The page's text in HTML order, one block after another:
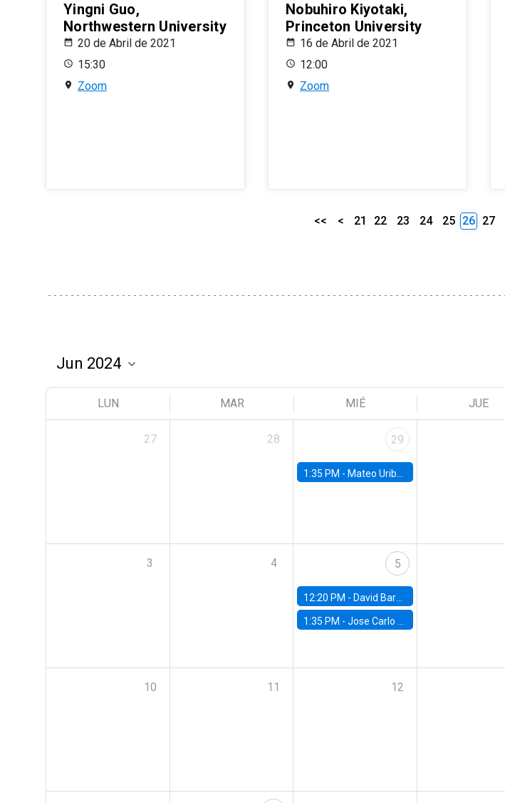
Yingni Guo,
Northwestern University
20 de Abril de 2021
15:30
Zoom
Nobuhiro Kiyotaki,
Princeton University
16 de Abril de 2021
12:00
Zoom
<< < 21 22 23 24 25 26 27
LUN MAR MIÉ JUE
27 28 29
1:35 PM - Mateo Uribe-Castro, Universidad de los Andes (Colombia)
3 4 5
12:20 PM - David Bardey, Universidad de los Andes - CEDE
1:35 PM -Jose Carlo Bermudez, UC (ME) & World Bank
10 11 12